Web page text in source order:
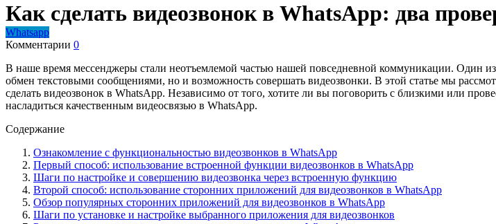
Как сделать видеозвонок в WhatsApp: два
Whatsapp
Комментарии 0
В наше время мессенджеры стали неотъемлемой частью нашей повседневной коммуникации. Один
обмен текстовыми сообщениями, но и возможность совершать видеозвонки. В этой статье мы
сделать видеозвонок в WhatsApp. Независимо от того, хотите ли вы поговорить с близкими или
насладиться качественным видеосвязью в WhatsApp.
Содержание
Ознакомление с функциональностью видеозвонков в WhatsApp
Первый способ: использование встроенной функции видеозвонков в WhatsApp
Шаги по настройке и совершению видеозвонка через встроенную функцию
Второй способ: использование сторонних приложений для видеозвонков в WhatsApp
Обзор популярных сторонних приложений для видеозвонков в WhatsApp
Шаги по установке и настройке выбранного приложения для видеозвонков